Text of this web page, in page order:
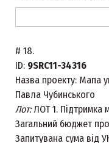
# 18.
ID: 9SRC11-34316
Назва проекту: Мапа
Павла Чубинського
Лот:ЛОТ 1. Підтримка
Загальний бюджет
Запитувана сума від